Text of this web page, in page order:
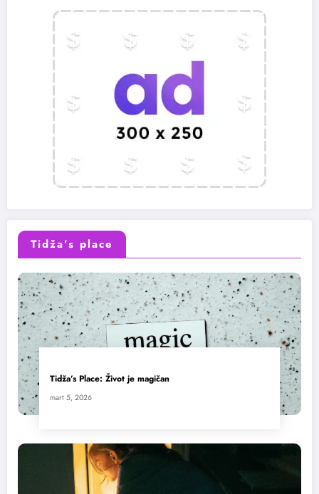
Tidža’s place
Tidža’s Place: Život je magičan
mart 5, 2026